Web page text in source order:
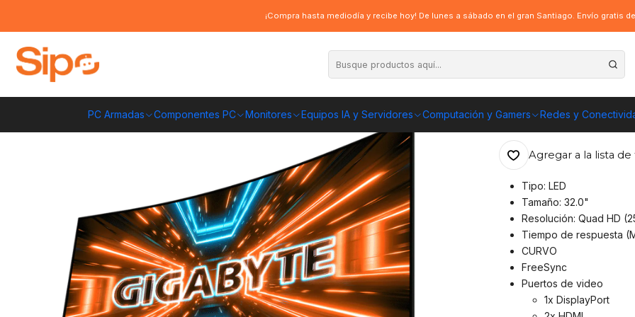
PC Armadas Componentes PC Monitores Equipos IA y Servidores Computación y Gamers Redes y
¡Compra hasta mediodía y recibe hoy! De lunes a sábado en el gran Santiago. Envío gratis
Monitor Gamer Gigabyte QHD CURVO G32QC A (32", 165Hz, 1ms)
Monitor Gamer
165Hz, 1ms)
ENVÍO GRATIS A
Agregar a la lista de
Tipo: LED
Tamaño: 32.0"
Resolución: Quad HD
Tiempo de respuesta
CURVO
FreeSync
Puertos de video
1x DisplayPort